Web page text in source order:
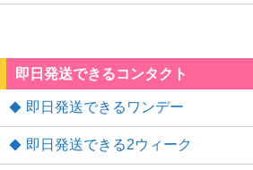
即日発送できるコンタクト
即日発送できるワンデー
即日発送できる2ウィーク